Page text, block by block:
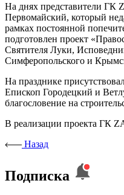
На днях представители ГК
Первомайский, который
рамках постоянной
подготовлен проект
Святителя Луки,
Симферопольского и
На празднике
Епископ Городецкий и
благословение на
В реализации проекта ГК
Назад
Подписка